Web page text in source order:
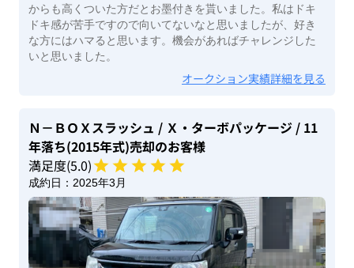
からも高くついた方だとお墨付きを貰いました。私はドキ
ドキ感が苦手ですので向いてないなと思いましたが、好き
な方にはハマると思います。機会があればチャレンジした
いと思いました。
オークション実績詳細を見る
Ｎ－ＢＯＸスラッシュ / Ｘ・ターボパッケージ / 11
年落ち(2015年式)売却のお客様
満足度(5.0)
成約日： 2025年3月